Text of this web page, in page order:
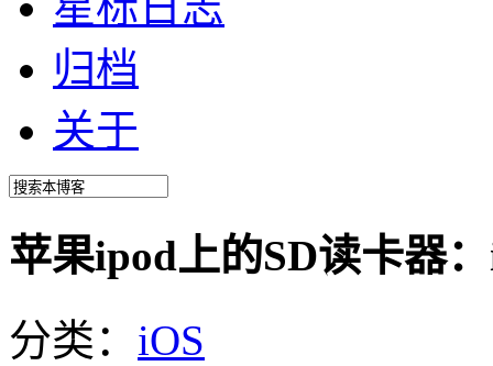
归档
关于
苹果ipod上的SD读卡器
分类： iOS